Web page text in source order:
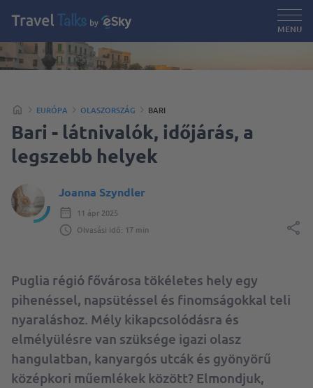
MENU
EURÓPA OLASZORSZÁG BARI
Bari - látnivalók, időjárás, a
legszebb helyek
Joanna Szyndler
11 ápr 2025
Olvasási idő: 17 min
Puglia régió fővárosa tökéletes hely egy
pihenéssel, napsütéssel és finomságokkal teli
nyaraláshoz. Mély kikapcsolódásra és
elmélyülésre van szüksége igazi olasz
hangulatban, kanyargós utcák és gyönyörű
középkori műemlékek között? Elmondjuk,